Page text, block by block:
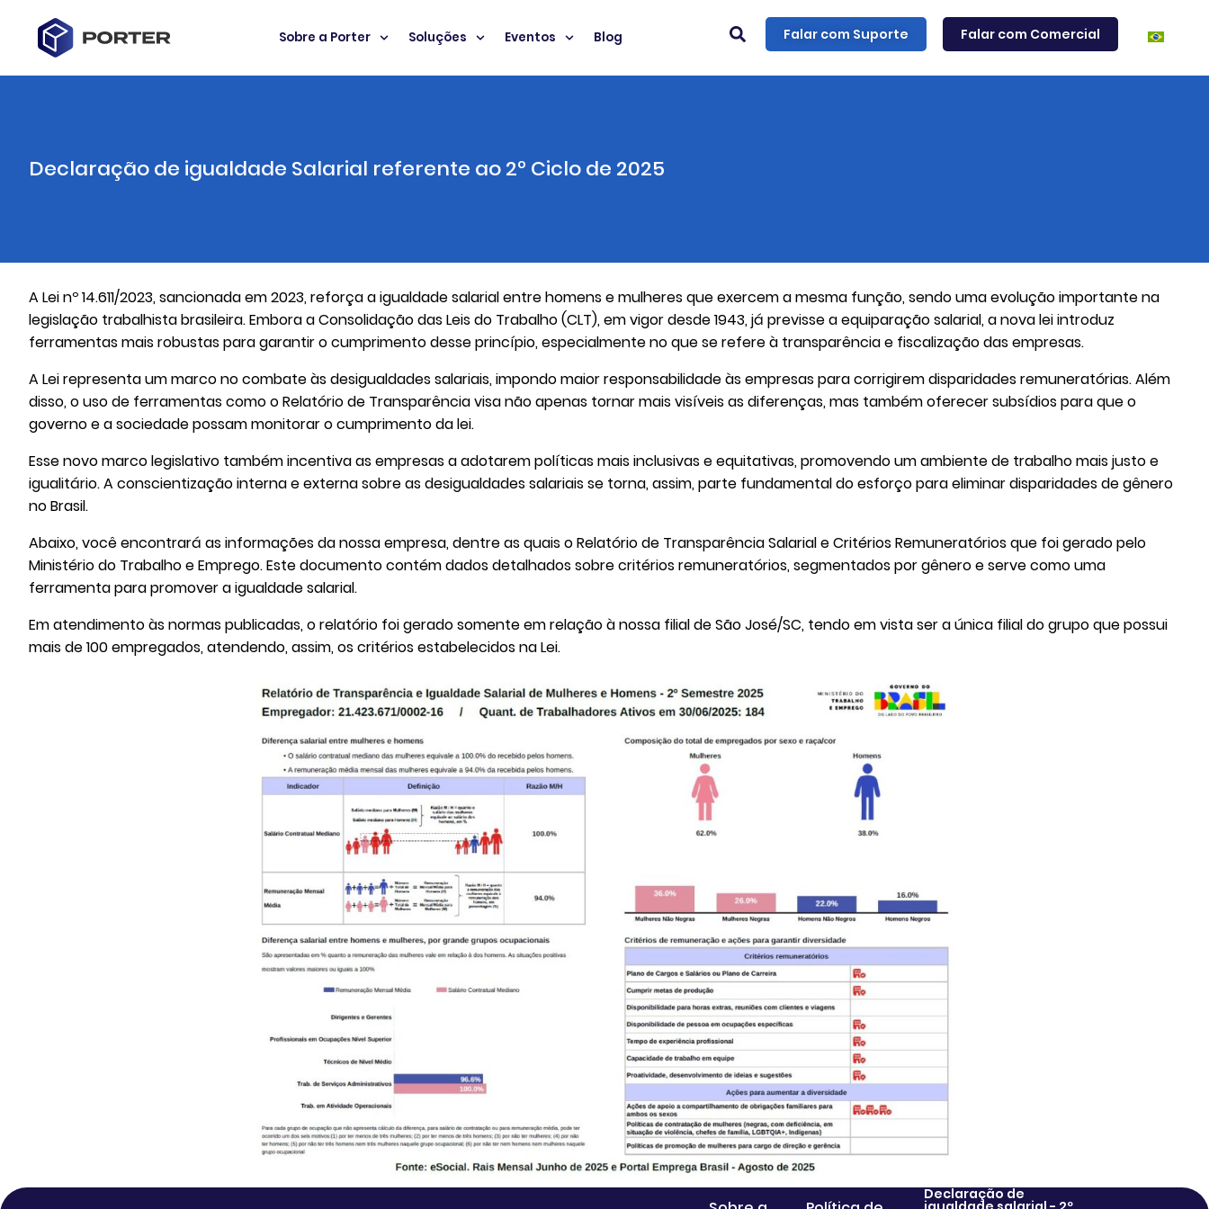
Sobre a Porter Soluções Eventos Blog Falar com Suporte Falar com Comercial
Declaração de igualdade Salarial referente ao 2º Ciclo de 2025
A Lei nº 14.611/2023, sancionada em 2023, reforça a igualdade salarial entre homens e mulheres que exercem a mesma função, sendo uma evolução importante na
legislação trabalhista brasileira. Embora a Consolidação das Leis do Trabalho (CLT), em vigor desde 1943, já previsse a equiparação salarial, a nova lei introduz
ferramentas mais robustas para garantir o cumprimento desse princípio, especialmente no que se refere à transparência e fiscalização das empresas.
A Lei representa um marco no combate às desigualdades salariais, impondo maior responsabilidade às empresas para corrigirem disparidades remuneratórias. Além
disso, o uso de ferramentas como o Relatório de Transparência visa não apenas tornar mais visíveis as diferenças, mas também oferecer subsídios para que o
governo e a sociedade possam monitorar o cumprimento da lei.
Esse novo marco legislativo também incentiva as empresas a adotarem políticas mais inclusivas e equitativas, promovendo um ambiente de trabalho mais justo e
igualitário. A conscientização interna e externa sobre as desigualdades salariais se torna, assim, parte fundamental do esforço para eliminar disparidades de gênero
no Brasil.
Abaixo, você encontrará as informações da nossa empresa, dentre as quais o Relatório de Transparência Salarial e Critérios Remuneratórios que foi gerado pelo
Ministério do Trabalho e Emprego. Este documento contém dados detalhados sobre critérios remuneratórios, segmentados por gênero e serve como uma
ferramenta para promover a igualdade salarial.
Em atendimento às normas publicadas, o relatório foi gerado somente em relação à nossa filial de São José/SC, tendo em vista ser a única filial do grupo que possui
mais de 100 empregados, atendendo, assim, os critérios estabelecidos na Lei.
Declaração de